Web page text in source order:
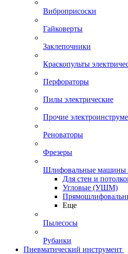
Виброприсоски
Гайковерты
Заклепочники
Краскопульты
Перфораторы
Пилы электрические
Прочие
Реноваторы
Фрезеры
Шлифовальные машины
Для стен и
Угловые (УШМ)
Еще
Пылесосы
Рубанки
Пневматический инструмент